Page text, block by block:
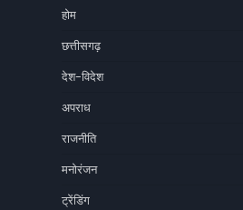
होम
छत्तीसगढ़
देश-विदेश
अपराध
राजनीति
मनोरंजन
ट्रेंडिंग